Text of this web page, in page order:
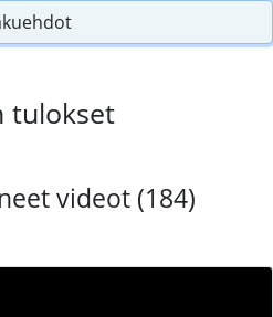
tulokset
videot (184)